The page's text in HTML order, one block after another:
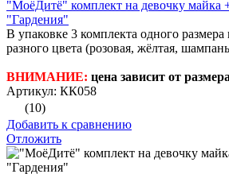
"МоёДитё" комплект на девочку майка
"Гардения"
В упаковке 3 комплекта одного размера
разного цвета (розовая, жёлтая,
ВНИМАНИЕ: цена зависит от
Артикул: КК058
(10)
Добавить к сравнению
Отложить